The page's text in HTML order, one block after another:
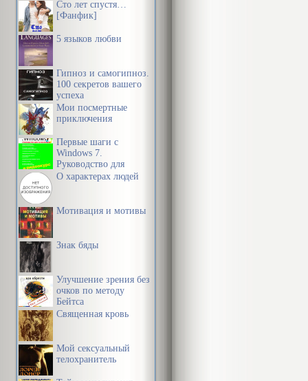
Сто лет спустя…
[Фанфик]
5 языков любви
Гипноз и самогипноз.
100 секретов вашего
успеха
Мои посмертные
приключения
Первые шаги с
Windows 7.
Руководство для
начинающих
О характерах людей
Мотивация и мотивы
Знак бяды
Улучшение зрения без
очков по методу
Бейтса
Священная кровь
Мой сексуальный
телохранитель